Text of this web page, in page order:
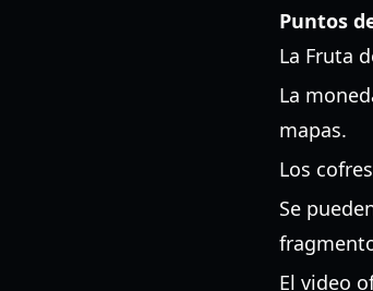
Puntos
La Fruta
La
mapas.
Los
Se
El video